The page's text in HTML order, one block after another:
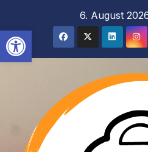
springen
6. August